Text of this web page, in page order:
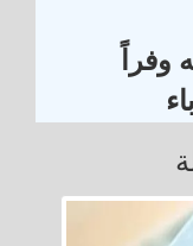
جنيه وفراً